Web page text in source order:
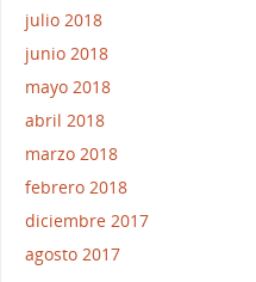
julio 2018
junio 2018
mayo 2018
abril 2018
marzo 2018
febrero 2018
diciembre 2017
agosto 2017